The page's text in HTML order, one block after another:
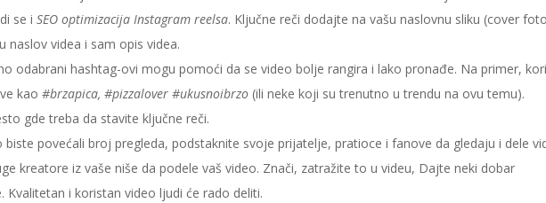
se iSEO optimizacija Instagram reelsa. Ključne reči dodajte na vašu naslovnu sliku (cover foto
naslov videa i sam opis videa.
odabrani hashtag-ovi mogu pomoći da se video bolje rangira i lako pronađe. Na primer,
kao#brzapica, #pizzalover #ukusnoibrzo (ili neke koji su trenutno u trendu na ovu temu).
gde treba da stavite ključne reči.
biste povećali broj pregleda, podstaknite svoje prijatelje, pratioce i fanove da gledaju i dele
kreatore iz vaše niše da podele vaš video. Znači, zatražite to u videu, Dajte neki dobar
Kvalitetan i koristan video ljudi će rado deliti.